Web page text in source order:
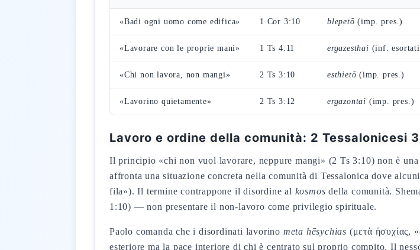
«Badi ogni uomo come edifica» 1 Cor 3:10 blepetō (imp. pres.)
«Lavorare con le proprie mani» 1 Ts 4:11 ergazesthai (inf.
«Chi non lavora, non mangi» 2 Ts 3:10 esthietō (imp. pres.)
«Lavorino quietamente» 2 Ts 3:12 ergazontai (imp. pres.)
Lavoro e ordine della comunità: 2 Tessalonicesi
Il principio «chi non vuol lavorare, neppure mangi» (2 Ts 3:10) non è
affronta una situazione concreta nella comunità di Tessalonica dove
fila»). Il termine contrappone il disordine al kosmos della comunità.
1:10) — non presentare il non-lavoro come privilegio spirituale.
Paolo comanda che i disordinati lavorino meta hēsychias (μετὰ ἡσυχίας,
esteriore ma la pace interiore di chi è centrato sul proprio compito. Il